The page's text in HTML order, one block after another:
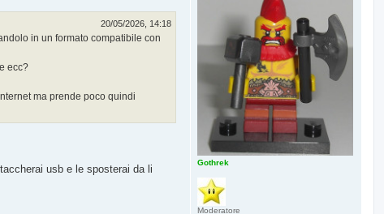
Gothrek
Moderatore
20/05/2026, 14:18
in un formato compatibile con
ecc?
ma prende poco quindi
usb e le sposterai da li